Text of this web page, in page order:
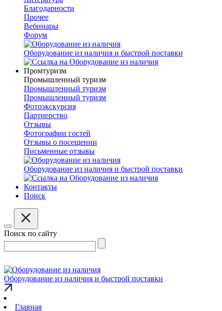
Благодарности
Прочее
Вебинары
Форум
Оборудование из наличия и быстрой поставки
Промтуризм
Промышленный туризм
Промышленный туризм
Промышленный туризм
Фотоэкскурсия
Партнерство
Отзывы
Фотографии гостей
Отзывы о посещении
Письменные отзывы
Оборудование из наличия и быстрой поставки
Контакты
Поиск
Поиск по сайту
Оборудование из наличия и быстрой поставки
Главная